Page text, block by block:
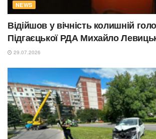
NEWS
Відійшов у вічність колишній
Підгаєцької РДА Михайло
29.07.2026